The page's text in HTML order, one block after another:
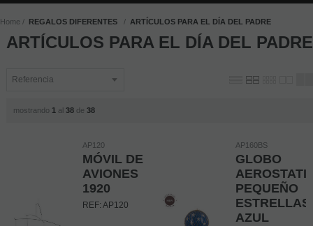
Home REGALOS DIFERENTES ARTÍCULOS PARA EL DÍA DEL PADRE
ARTÍCULOS PARA EL DÍA DEL PADRE
mostrando 1 al 38de 38
AP120
MÓVIL DE
AVIONES
1920
REF: AP120
AP160BS
GLOBO
PEQUEÑO
ESTRELLAS
AZUL